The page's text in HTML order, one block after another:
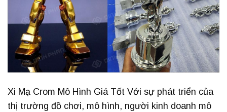
Xi Mạ Crom Mô Hình Giá Tốt Với sự phát triển của
thị trường đồ chơi, mô hình, người kinh doanh mô